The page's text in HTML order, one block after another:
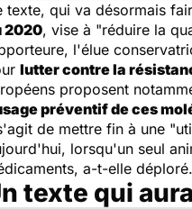
texte, qui va désormais
2020, vise à "réduire la
l'élue
lutter contre la
proposent
préventif de ces
de mettre fin à une "
lorsqu'un seul
a-t-elle déploré.
texte qui